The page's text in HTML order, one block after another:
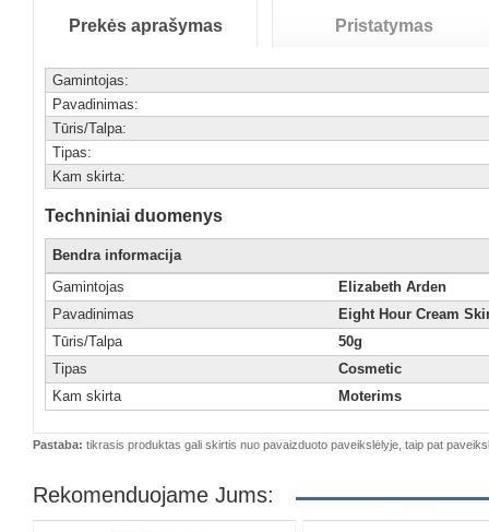
Prekės aprašymas Pristatymas
Gamintojas:
Pavadinimas:
Tūris/Talpa:
Tipas:
Kam skirta:
Techniniai duomenys
Bendra informacija
Gamintojas
Elizabeth Arden
Pavadinimas
Eight Hour Cream
Tūris/Talpa
50g
Tipas
Cosmetic
Kam skirta
Moterims
Pastaba: tikrasis produktas gali skirtis nuo pavaizduoto paveikslėlyje, taip pat
Rekomenduojame Jums: